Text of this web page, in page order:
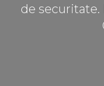
de securitate.